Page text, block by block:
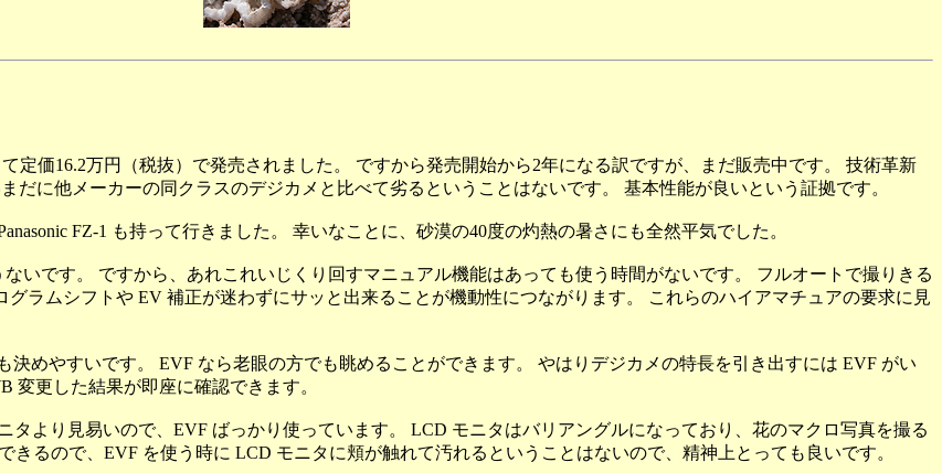
定価16.2万円（税抜）で発売されました。 ですから発売開始から2年になる訳ですが、まだ販売中です。 技術革新
だに他メーカーの同クラスのデジカメと比べて劣るということはないです。 基本性能が良いという証拠です。
FZ-1 も持って行きました。 幸いなことに、砂漠の40度の灼熱の暑さにも全然平気でした。
いです。 ですから、あれこれいじくり回すマニュアル機能はあっても使う時間がないです。 フルオートで撮りきる
ラムシフトや EV 補正が迷わずにサッと出来ることが機動性につながります。 これらのハイアマチュアの要求に見
めやすいです。 EVF なら老眼の方でも眺めることができます。 やはりデジカメの特長を引き出すには EVF がい
変更した結果が即座に確認できます。
より見易いので、EVF ばっかり使っています。 LCD モニタはバリアングルになっており、花のマクロ写真を撮る
るので、EVF を使う時に LCD モニタに頬が触れて汚れるということはないので、精神上とっても良いです。